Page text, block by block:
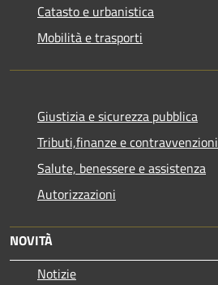
Catasto e urbanistica
Mobilità e trasporti
Giustizia e sicurezza pubblica
Tributi,finanze e contravvenzioni
Salute, benessere e assistenza
Autorizzazioni
NOVITÀ
Notizie